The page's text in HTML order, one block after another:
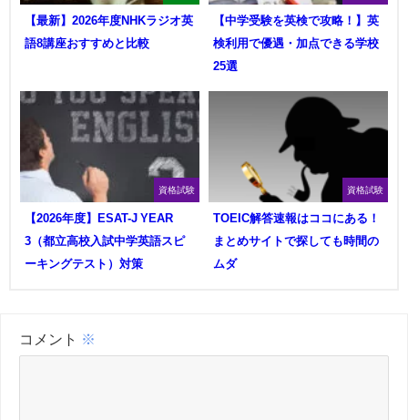
【最新】2026年度NHKラジオ英
語8講座おすすめと比較
【中学受験を英検で攻略！】英
検利用で優遇・加点できる学校
25選
資格試験
【2026年度】ESAT-J YEAR
3（都立高校入試中学英語スピ
ーキングテスト）対策
資格試験
TOEIC解答速報はココにある！
まとめサイトで探しても時間の
ムダ
コメント ※